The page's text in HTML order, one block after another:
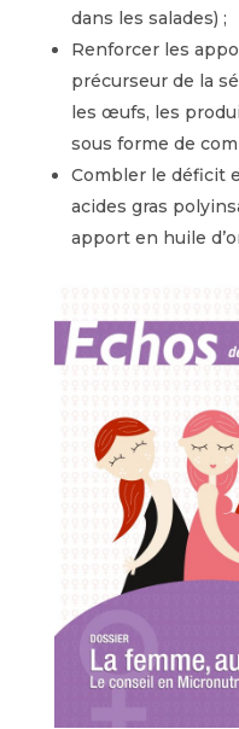
dans les salades) ;
Renforcer les
précurseur de la
les œufs, les
sous forme de
Combler le déficit
acides gras
apport en huile